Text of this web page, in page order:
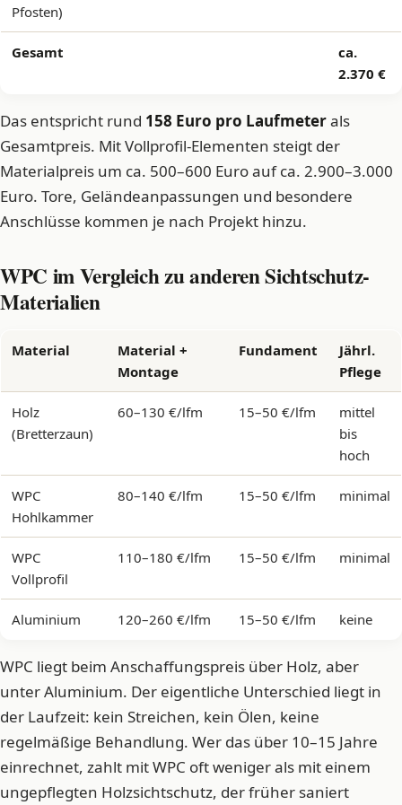
Pfosten)
Gesamt
ca.
2.370 €
Das entspricht rund 158 Euro pro Laufmeterals
Gesamtpreis. Mit Vollprofil-Elementen steigt der
Materialpreis um ca. 500–600 Euro auf ca. 2.900–3.000
Euro. Tore, Geländeanpassungen und besondere
Anschlüsse kommen je nach Projekt hinzu.
WPC im Vergleich zu anderen Sichtschutz-
Materialien
Material
Material +
Montage
Fundament
Jährl.
Pflege
Holz
(Bretterzaun)
60–130 €/lfm 15–50 €/lfm
mittel
bis
hoch
WPC
Hohlkammer
80–140 €/lfm 15–50 €/lfm minimal
WPC
Vollprofil
110–180 €/lfm 15–50 €/lfm minimal
Aluminium 120–260 €/lfm 15–50 €/lfm keine
WPC liegt beim Anschaffungspreis über Holz, aber
unter Aluminium. Der eigentliche Unterschied liegt in
der Laufzeit: kein Streichen, kein Ölen, keine
regelmäßige Behandlung. Wer das über 10–15 Jahre
einrechnet, zahlt mit WPC oft weniger als mit einem
ungepflegten Holzsichtschutz, der früher saniert